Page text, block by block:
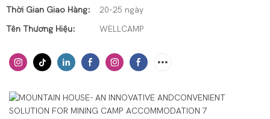
Thời Gian Giao Hàng:
20-25 ngày
Tên Thương Hiệu:
WELLCAMP